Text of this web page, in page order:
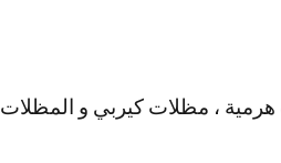
هرمية ، مظلات كيربي و المظلات